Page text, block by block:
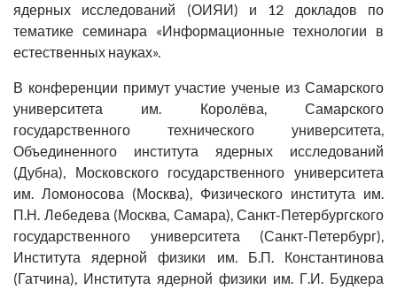
ядерных исследований (ОИЯИ) и 12 докладов по
тематике семинара «Информационные технологии в
естественных науках».
В конференции примут участие ученые из Самарского
университета им. Королёва, Самарского
государственного технического университета,
Объединенного института ядерных исследований
(Дубна), Московского государственного университета
им. Ломоносова (Москва), Физического института им.
П.Н. Лебедева (Москва, Самара), Санкт-Петербургского
государственного университета (Санкт-Петербург),
Института ядерной физики им. Б.П. Константинова
(Гатчина), Института ядерной физики им. Г.И. Будкера